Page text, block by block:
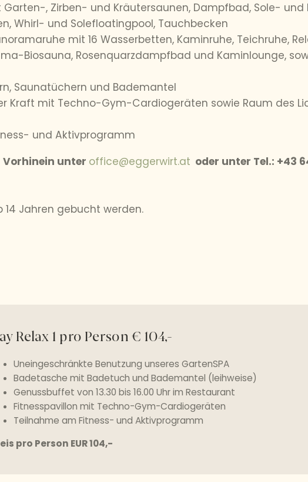
Garten-, Zirben- und Kräutersaunen, Dampfbad, Sole- und
Whirl- und Solefloatingpool, Tauchbecken
mit 16 Wasserbetten, Kaminruhe, Teichruhe,
Biosauna, Rosenquarzdampfbad und Kaminlounge,
Saunatüchern und Bademantel
Kraft mit Techno-Gym-Cardiogeräten sowie Raum des
und Aktivprogramm
Vorhinein unter office@eggerwirt.at oder unter Tel.: +43
14 Jahren gebucht werden.
Relax 1 pro Person € 104,-
Uneingeschränkte Benutzung unseres GartenSPA
Badetasche mit Badetuch und Bademantel (leihweise)
Genussbuffet von 13.30 bis 16.00 Uhr im Restaurant
Fitnesspavillon mit Techno-Gym-Cardiogeräten
Teilnahme am Fitness- und Aktivprogramm
pro Person EUR 104,-